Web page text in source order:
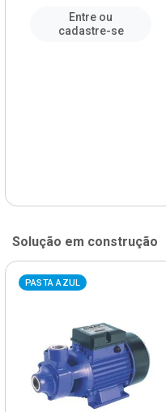
Entre ou
cadastre-se
Solução em construção
PASTA AZUL